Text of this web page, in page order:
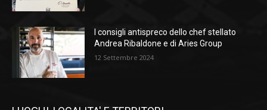
I consigli antispreco dello chef stellato
Andrea Ribaldone e di Aries Group
12 Settembre 2024